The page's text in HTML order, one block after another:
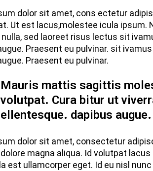
dolor sit amet, cons ectetur
Ut est lacus,molestee icula ipsum.
sed laoreet risus lectus sit
Praesent eu pulvinar. sit
Praesent eu pulvinar.
Mauris mattis sagittis
volutpat. Cura bitur ut
ellentesque. dapibus
dolor sit amet, consectetur
dolore magna aliqua. Id volutpat
est ullamcorper eget. Id eu nisl